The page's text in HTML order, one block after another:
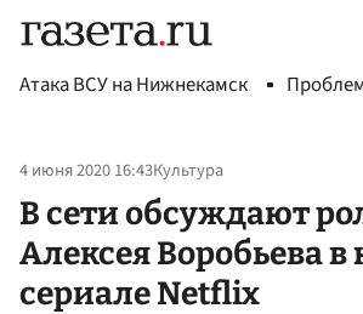
Атака ВСУ на Нижнекамск
4 июня 2020 16:43Культура
В сети обсуждают
Алексея Воробьева в
сериале Netflix